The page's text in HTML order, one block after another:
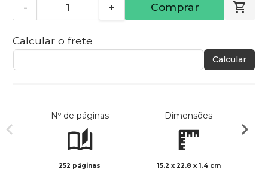
- + Comprar
Calcular o frete
Calcular
Nº de páginas
252 páginas
Dimensões
15.2 x 22.8 x 1.4 cm